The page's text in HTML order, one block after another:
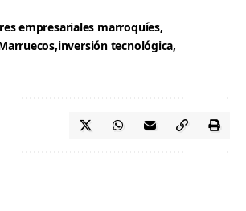
empresariales marroquíes
inversión tecnológica